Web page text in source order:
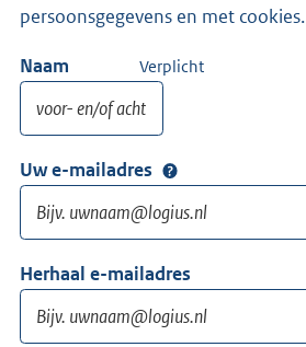
persoonsgegevens en met cookies.
Naam Verplicht
Uw e-mailadres
Herhaal e-mailadres